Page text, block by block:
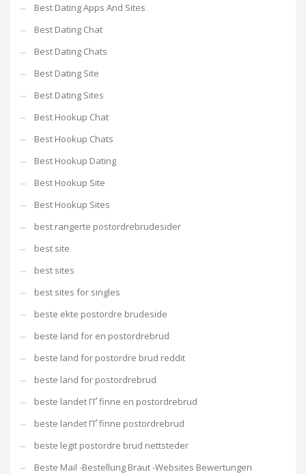
Best Dating Apps And Sites
Best Dating Chat
Best Dating Chats
Best Dating Site
Best Dating Sites
Best Hookup Chat
Best Hookup Chats
Best Hookup Dating
Best Hookup Site
Best Hookup Sites
best rangerte postordrebrudesider
best site
best sites
best sites for singles
beste ekte postordre brudeside
beste land for en postordrebrud
beste land for postordre brud reddit
beste land for postordrebrud
beste landet ГҐ finne en postordrebrud
beste landet ГҐ finne postordrebrud
beste legit postordre brud nettsteder
Beste Mail -Bestellung Braut -Websites Bewertungen